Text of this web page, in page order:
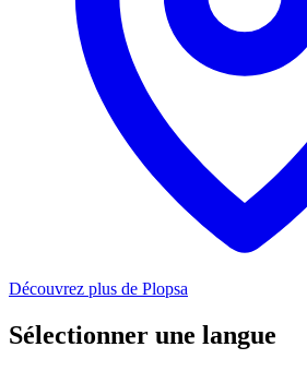
Découvrez plus de Plopsa
Sélectionner une langue